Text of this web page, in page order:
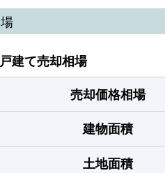
建て売却相場
売却価格相場
建物面積
土地面積